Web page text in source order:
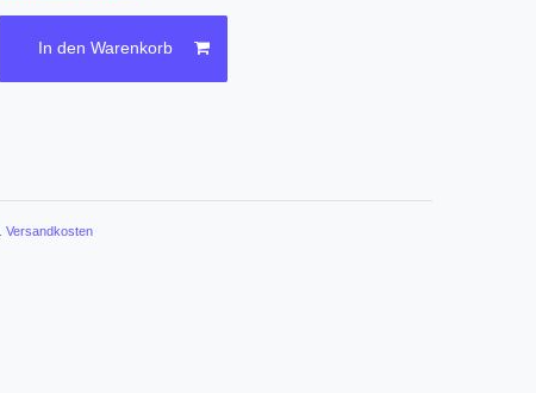
In den Warenkorb
Versandkosten